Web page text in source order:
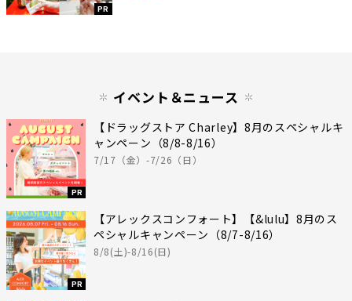
PR
イベント＆ニュース
PR
【ドラッグストア Charley】8月のスペシャルキ
ャンペーン（8/8-8/16）
7/17（金）-7/26（日）
PR
【アレックスコンフォート】【&lulu】8月のス
ペシャルキャンペーン（8/7-8/16）
8/8(土)-8/16(日)